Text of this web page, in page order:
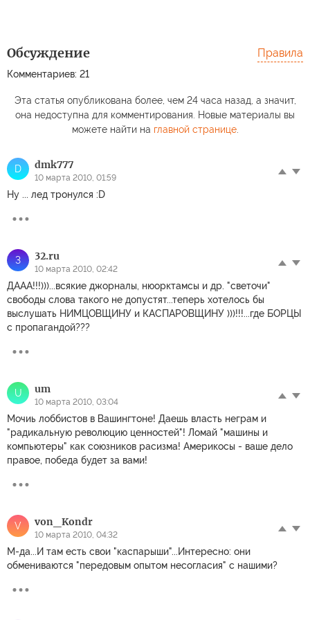
Обсуждение
Комментариев: 21
Правила
Эта статья опубликована более, чем 24 часа назад, а значит,
она недоступна для комментирования. Новые материалы вы
можете найти на главной странице.
D dmk777
10 марта 2010, 01:59
Ну ... лед тронулся :D
3 32.ru
10 марта 2010, 02:42
ДААА!!!)))...всякие джорналы, нюорктамсы и др. "светочи"
свободы слова такого не допустят...теперь хотелось бы
выслушать НИМЦОВЩИНУ и КАСПАРОВЩИНУ )))!!!...где БОРЦЫ
с пропагандой???
U um
10 марта 2010, 03:04
Мочиь лоббистов в Вашингтоне! Даешь власть неграм и
"радикальную революцию ценностей"! Ломай "машины и
компьютеры" как союзников расизма! Америкосы - ваше дело
правое, победа будет за вами!
V von_Kondr
10 марта 2010, 04:32
М-да...И там есть свои "каспарыши"...Интересно: они
обмениваются "передовым опытом несогласия" с нашими?